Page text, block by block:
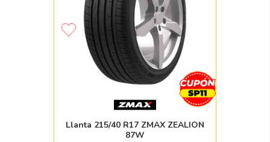
Llanta 215/40 R17 ZMAX ZEALION
87W